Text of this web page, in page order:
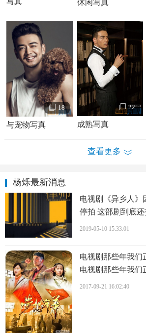
杨烁个人资料简介 杨
杨烁情感经历：
据悉，杨烁还没结婚，但是网上传
系。日前一个傍晚，身材高大、健硕的
七分裤，开着车，带着一位美女与朋友
有世界杯比赛，众人打算一直玩到凌晨
外有男子大喊杨烁名字，杨烁兴冲冲地
去。当晚的泡吧团中有朋友有事需要先
质优雅的美女的手，看来确属家属无疑
女友再次进入酒吧玩了一会儿，之后整
人开车离开，回到住宅旁边的一个停
地手牵手，漫步走回公寓。
休闲写真
18
与宠物写真
22
成熟写真
查看更多
杨烁最新消息
电视剧《异乡人》
停拍 这部剧到底还
2019-05-10 15:33:01
电视剧那些年我们
电视剧那些年我们
星平台介绍
2017-09-21 16:02:40